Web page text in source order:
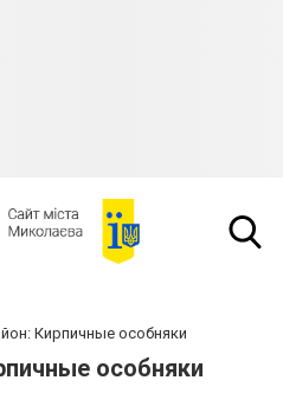
Кирпичные особняки
особняки